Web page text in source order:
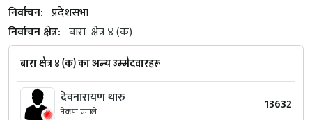
निर्वाचन: प्रदेशसभा
निर्वाचन क्षेत्र: बारा क्षेत्र ४ (क)
बारा क्षेत्र ४ (क) का अन्य उम्मेदवारहरू
देवनारायण थारु
नेकपा एमाले 13632